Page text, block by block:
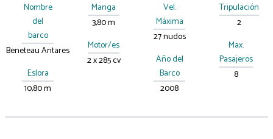
Nombre
del
barco
Beneteau Antares
Eslora
10,80 m
Manga
3,80 m
Motor/es
2 x 285 cv
Vel.
Máxima
27 nudos
Año del
Barco
2008
Tripulación
2
Max.
Pasajeros
8